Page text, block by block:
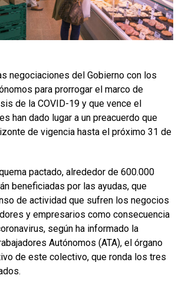
negociaciones del Gobierno con los
para prorrogar el marco de
de la COVID-19 y que vence el
han dado lugar a un preacuerdo que
de vigencia hasta el próximo 31 de
pactado, alrededor de 600.000
beneficiadas por las ayudas, que
de actividad que sufren los negocios
y empresarios como consecuencia
según ha informado la
Autónomos (ATA), el órgano
de este colectivo, que ronda los tres